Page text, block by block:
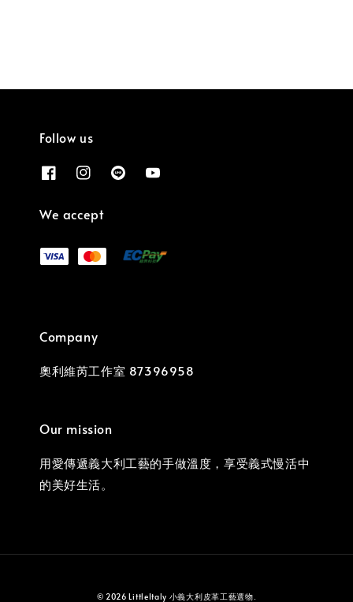
Follow us
We accept
Company
奧利維芮工作室 87396958
Our mission
用愛傳遞義大利工藝的手做溫度，享受義式慢活中
的美好生活。
© 2026 LittleItaly 小義大利皮革工藝選物.